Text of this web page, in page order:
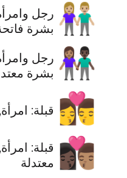
👫🏼 رجل
بشرة
👩🏽‍🤝‍👨🏿 رجل
بشرة
👩‍❤️‍💋‍👨 قبلة:
👩🏿‍❤️‍💋‍👨🏽 قبلة:
معتدلة